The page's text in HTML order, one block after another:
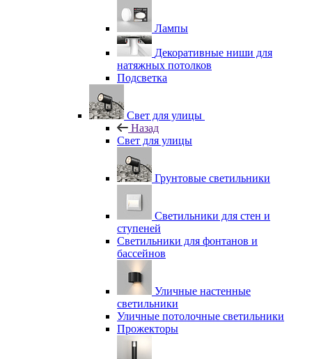
Лампы
Декоративные ниши для
натяжных потолков
Подсветка
Свет для улицы
Назад
Свет для улицы
Грунтовые светильники
Светильники для стен и
ступеней
Светильники для фонтанов и
бассейнов
Уличные настенные
светильники
Уличные потолочные светильники
Прожекторы